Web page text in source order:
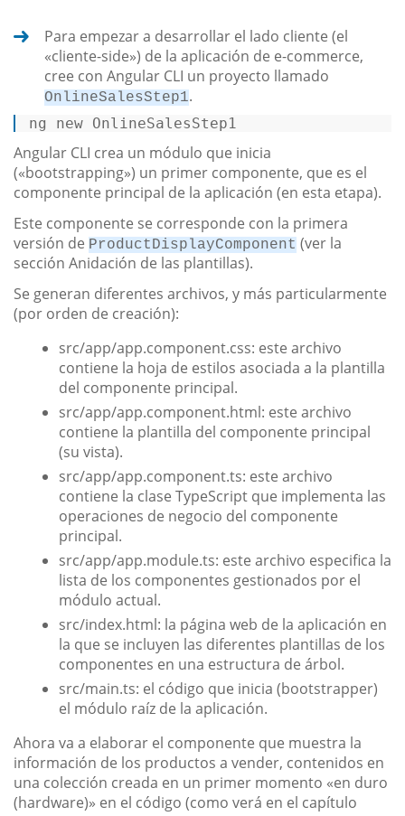
Para empezar a desarrollar el lado cliente (el
«cliente-side») de la aplicación de e-commerce,
cree con Angular CLI un proyecto llamado
OnlineSalesStep1.
ng new OnlineSalesStep1
Angular CLI crea un módulo que inicia
(«bootstrapping») un primer componente, que es el
componente principal de la aplicación (en esta etapa).
Este componente se corresponde con la primera
versión de ProductDisplayComponent (ver la
sección Anidación de las plantillas).
Se generan diferentes archivos, y más particularmente
(por orden de creación):
src/app/app.component.css: este archivo
contiene la hoja de estilos asociada a la plantilla
del componente principal.
src/app/app.component.html: este archivo
contiene la plantilla del componente principal
(su vista).
src/app/app.component.ts: este archivo
contiene la clase TypeScript que implementa las
operaciones de negocio del componente
principal.
src/app/app.module.ts: este archivo especifica la
lista de los componentes gestionados por el
módulo actual.
src/index.html: la página web de la aplicación en
la que se incluyen las diferentes plantillas de los
componentes en una estructura de árbol.
src/main.ts: el código que inicia (bootstrapper)
el módulo raíz de la aplicación.
Ahora va a elaborar el componente que muestra la
información de los productos a vender, contenidos en
una colección creada en un primer momento «en duro
(hardware)» en el código (como verá en el capítulo